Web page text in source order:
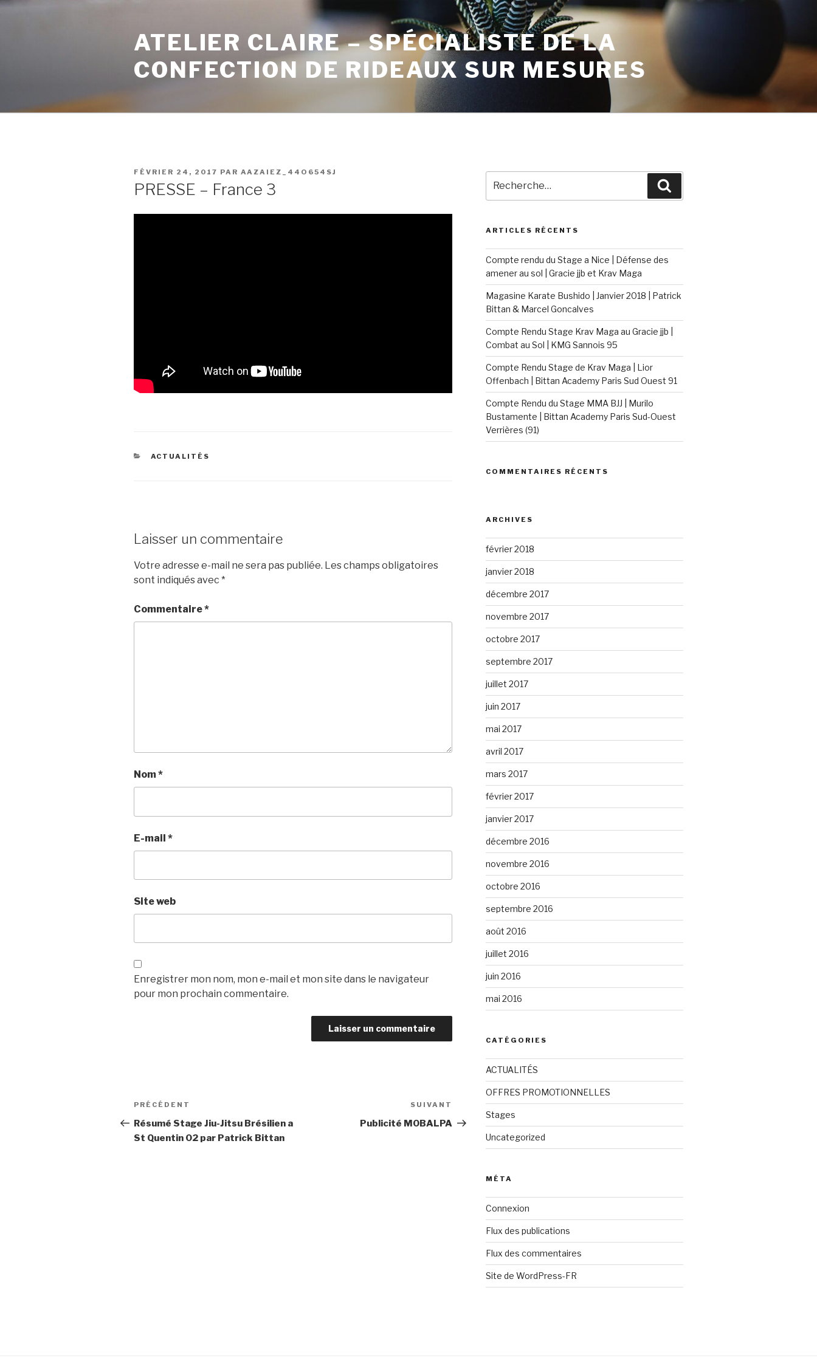
ATELIER CLAIRE – SPÉCIALISTE DE LA
CONFECTION DE RIDEAUX SUR MESURES
FÉVRIER 24, 2017 PAR AAZAIEZ_44O654SJ
PRESSE – France 3
ACTUALITÉS
Laisser un commentaire
Votre adresse e-mail ne sera pas publiée. Les champs obligatoires
sont indiqués avec *
Commentaire*
Nom*
E-mail *
Site web
Enregistrer mon nom, mon e-mail et mon site dans le navigateur
pour mon prochain commentaire.
PRÉCÉDENT
Résumé Stage Jiu-Jitsu Brésilien a
St Quentin 02 par Patrick Bittan
SUIVANT
Publicité MOBALPA
ARTICLES RÉCENTS
Compte rendu du Stage a Nice | Défense des
amener au sol | Gracie jjb et Krav Maga
Magasine Karate Bushido | Janvier 2018 | Patrick
Bittan & Marcel Goncalves
Compte Rendu Stage Krav Maga au Gracie jjb |
Combat au Sol | KMG Sannois 95
Compte Rendu Stage de Krav Maga | Lior
Offenbach | Bittan Academy Paris Sud Ouest 91
Compte Rendu du Stage MMA BJJ | Murilo
Bustamente | Bittan Academy Paris Sud-Ouest
Verrières (91)
COMMENTAIRES RÉCENTS
ARCHIVES
février 2018
janvier 2018
décembre 2017
novembre 2017
octobre 2017
septembre 2017
juillet 2017
juin 2017
mai 2017
avril 2017
mars 2017
février 2017
janvier 2017
décembre 2016
novembre 2016
octobre 2016
septembre 2016
août 2016
juillet 2016
juin 2016
mai 2016
CATÉGORIES
ACTUALITÉS
OFFRES PROMOTIONNELLES
Stages
Uncategorized
MÉTA
Connexion
Flux des publications
Flux des commentaires
Site de WordPress-FR